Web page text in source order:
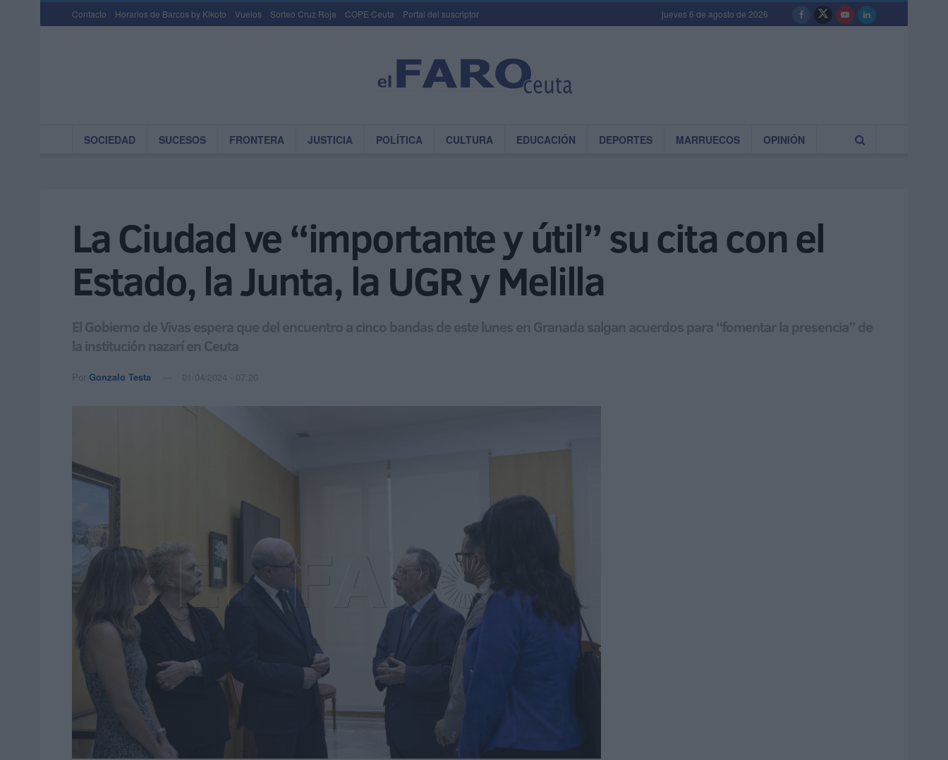
Contacto Horarios de Barcos by Kikoto Vuelos Sorteo Cruz Roja COPE Ceuta Portal del suscriptor jueves 6 de agosto de 2026
SOCIEDAD SUCESOS FRONTERA JUSTICIA POLÍTICA CULTURA EDUCACIÓN DEPORTES MARRUECOS OPINIÓN
La Ciudad ve “importante y útil” su cita con el
Estado, la Junta, la UGR y Melilla
El Gobierno de Vivas espera que del encuentro a cinco bandas de este lunes en Granada salgan acuerdos para “fomentar la presencia” de
la institución nazarí en Ceuta
Por Gonzalo Testa 01/04/2024 - 07:20